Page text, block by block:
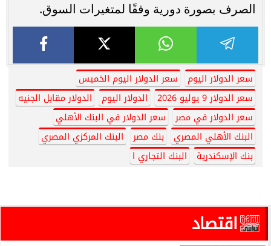
الصرف بصورة دورية وفقًا لمتغيرات السوق.
سعر الدولار اليوم
سعر الدولار اليوم الخميس
سعر الدولار 9 يوليو 2026
الدولار اليوم
الدولار مقابل الجنيه
سعر الدولار في مصر
سعر الدولار في البنك الأهلي
البنك الأهلي المصري
بنك مصر
البنك المركزي المصري
بنك الإسكندرية
البنك التجاري ا
اقتصاد